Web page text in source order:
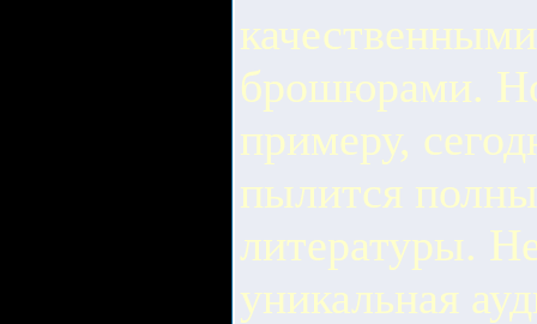
брошюрами.
примеру,
пылится
литературы.
уникальная